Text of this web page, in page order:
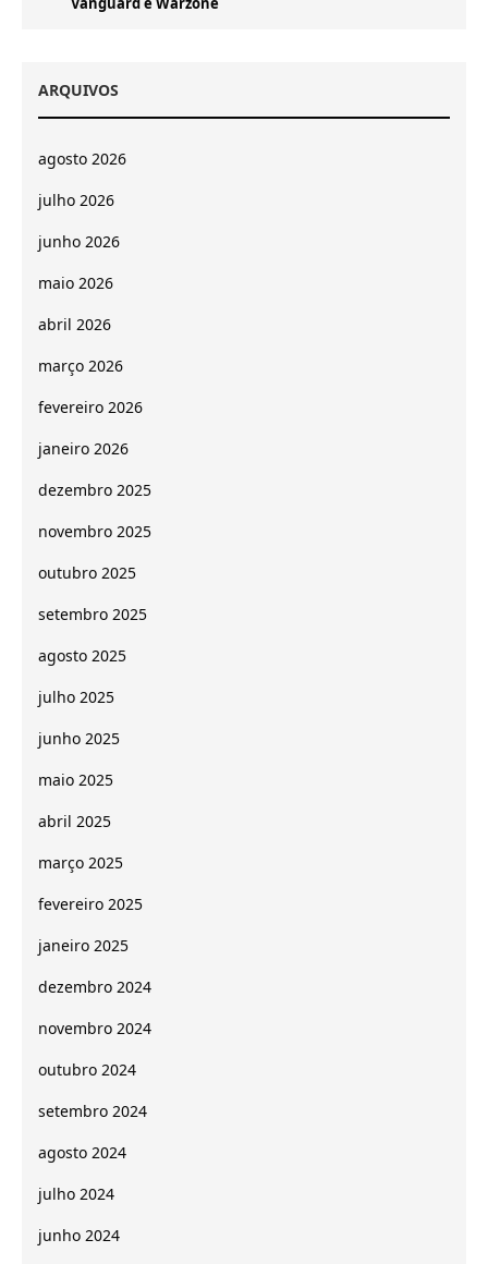
ARQUIVOS
agosto 2026
julho 2026
junho 2026
maio 2026
abril 2026
março 2026
fevereiro 2026
janeiro 2026
dezembro 2025
novembro 2025
outubro 2025
setembro 2025
agosto 2025
julho 2025
junho 2025
maio 2025
abril 2025
março 2025
fevereiro 2025
janeiro 2025
dezembro 2024
novembro 2024
outubro 2024
setembro 2024
agosto 2024
julho 2024
junho 2024